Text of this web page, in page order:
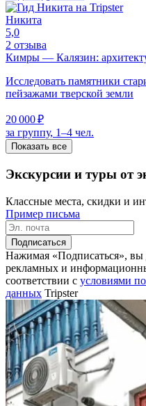
Никита
5,0
2 отзыва
Кимры — Калязин:
Исследовать памятники
пейзажами тверской земли
20 000 ₽
за группу, 1–4 чел.
Показать все
Экскурсии и туры от
Классные места, скидки и
Пример письма
Подписаться
Нажимая «Подписаться», вы
рекламных и
соответствии c условиями
данных Tripster